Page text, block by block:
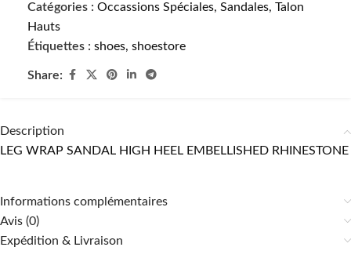
Catégories : Occassions Spéciales, Sandales, Talon
Hauts
Étiquettes : shoes, shoestore
Share:
Description
LEG WRAP SANDAL HIGH HEEL EMBELLISHED RHINESTONE
Informations complémentaires
Avis (0)
Expédition & Livraison